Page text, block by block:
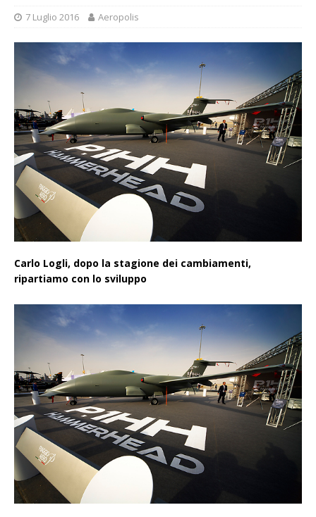
7 Luglio 2016 Aeropolis
Carlo Logli, dopo la stagione dei cambiamenti,
ripartiamo con lo sviluppo